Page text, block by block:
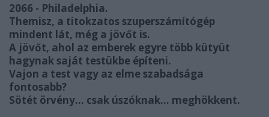
2066 - Philadelphia.
Themisz, a titokzatos szuperszámítógép
mindent lát, még a jövőt is.
A jövőt, ahol az emberek egyre több kütyüt
hagynak saját testükbe építeni.
Vajon a test vagy az elme szabadsága
fontosabb?
Sötét örvény... csak úszóknak... meghökkent.